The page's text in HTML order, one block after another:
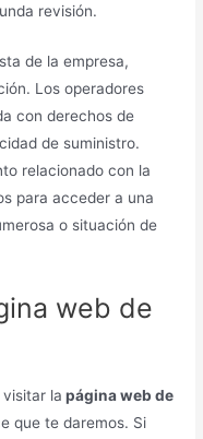
revisión.
de la empresa,
Los operadores
con derechos de
de suministro.
relacionado con la
para acceder a una
o situación de
web de
la página web de
que te daremos. Si